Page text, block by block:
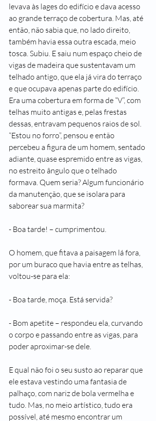
levava às lages do edifício e dava acesso
ao grande terraço de cobertura. Mas, até
então, não sabia que, no lado direito,
também havia essa outra escada, meio
tosca. Subiu. E saiu num espaço cheio de
vigas de madeira que sustentavam um
telhado antigo, que ela já vira do terraço
e que ocupava apenas parte do edifício.
Era uma cobertura em forma de “V”, com
telhas muito antigas e, pelas frestas
dessas, entravam pequenos raios de sol.
“Estou no forro”, pensou e então
percebeu a figura de um homem, sentado
adiante, quase espremido entre as vigas,
no estreito ângulo que o telhado
formava. Quem seria? Algum funcionário
da manutenção, que se isolara para
saborear sua marmita?
- Boa tarde! – cumprimentou.
O homem, que fitava a paisagem lá fora,
por um buraco que havia entre as telhas,
voltou-se para ela:
- Boa tarde, moça. Está servida?
- Bom apetite – respondeu ela, curvando
o corpo e passando entre as vigas, para
poder aproximar-se dele.
E qual não foi o seu susto ao reparar que
ele estava vestindo uma fantasia de
palhaço, com nariz de bola vermelha e
tudo. Mas, no meio artístico, tudo era
possível, até mesmo encontrar um